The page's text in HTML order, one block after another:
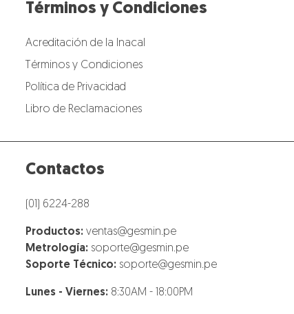
Términos y Condiciones
Acreditación de la Inacal
Términos y Condiciones
Política de Privacidad
Libro de Reclamaciones
Contactos
(01) 6224-288
Productos:ventas@gesmin.pe
Metrología: soporte@gesmin.pe
Soporte Técnico: soporte@gesmin.pe
Lunes - Viernes: 8:30AM - 18:00PM